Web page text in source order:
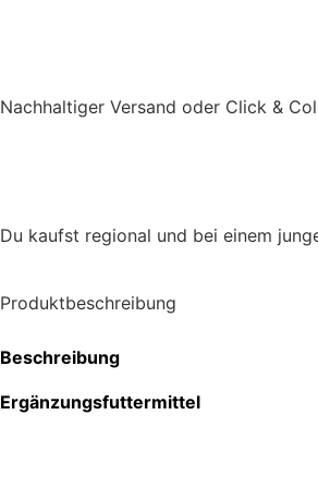
Nachhaltiger Versand oder Click &
Du kaufst regional und bei einem
Produktbeschreibung
Beschreibung
Ergänzungsfuttermittel